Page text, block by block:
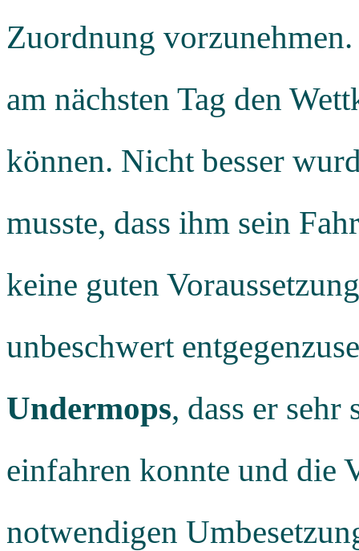
Zuordnung
am nächsten Tag den
können. Nicht besser
musste, dass ihm sein
keine guten
unbeschwert
Undermops, dass er
einfahren konnte und die
notwendigen